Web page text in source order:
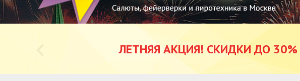
ЛЕТНЯЯ АКЦИЯ! СКИДКИ ДО 30%